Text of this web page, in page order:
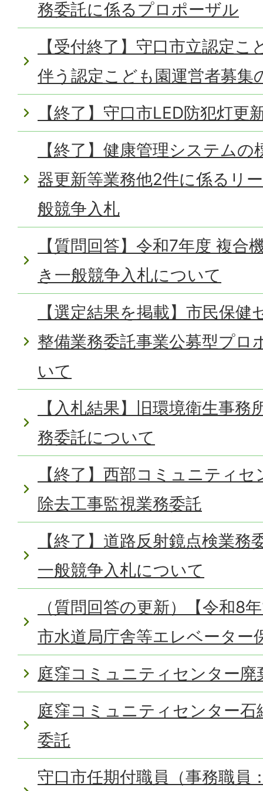
務委託に係るプロポーザル
【受付終了】守口市立認定
伴う認定こども園運営者募集
【終了】守口市LED防犯灯更
【終了】健康管理システム
器更新等業務他2件に係るリ
般競争入札
【質問回答】令和7年度 複合
き一般競争入札について
【選定結果を掲載】市民保
整備業務委託事業公募型プロ
いて
【入札結果】旧環境衛生事
務委託について
【終了】西部コミュニティ
除去工事監視業務委託
【終了】道路反射鏡点検業
一般競争入札について
（質問回答の更新）【令和8
市水道局庁舎等エレベーター
庭窪コミュニティセンター廃
庭窪コミュニティセンター石
委託
守口市任期付職員（事務職員